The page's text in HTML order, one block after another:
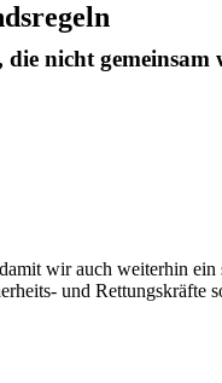
die nicht gemeinsam
wir auch weiterhin
und